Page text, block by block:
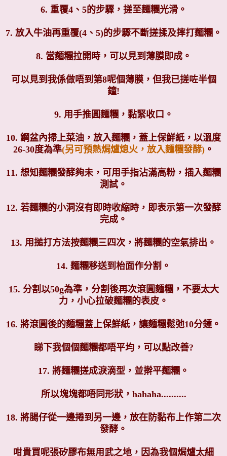
6. 重覆4、5的步驟，搓至麵糰光滑。
7. 放入牛油再重覆(4、5)的步驟不斷搓揉及摔打麵糰。
8. 當麵糰拉開時，可以見到薄膜即成。
可以見到我係做唔到第8呢個薄膜，但我已搓咗半個
鐘!
9. 用手推圓麵糰，黏緊收口。
10. 鋼盆內掃上菜油，放入麵糰，蓋上保鮮紙，以溫度
26-30度為準(另可預熱焗爐熄火，放入麵糰發酵) 。
11. 想知麵糰發酵夠未，可用手指沾滿高粉，插入麵糰
測試。
12. 若麵糰的小洞沒有即時收縮時，即表示第一次發酵
完成。
13. 用搥打方法按麵糰三四次，將麵糰的空氣排出。
14. 麵糰移送到枱面作分割。
15. 分割以50g為準，分割後再次滾圓麵糰，不要太大
力，小心拉破麵糰的表皮。
16. 將滾圓後的麵糰蓋上保鮮紙，讓麵糰鬆弛10分鍾。
睇下我個個麵糰都唔平均，可以點改善?
17. 將麵糰搓成淚滴型，並擀平麵糰。
所以塊塊都唔同形狀，hahaha..........
18. 將腸仔從一邊捲到另一邊，放在防黏布上作第二次
發酵。
咁貴買呢張矽膠布無用武之地，因為我個焗爐太細